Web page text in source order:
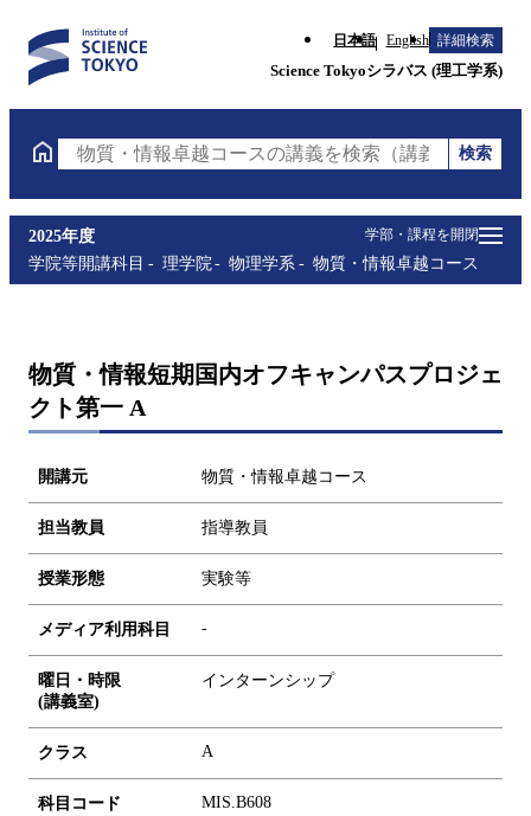
日本語 English 詳細検索
Science Tokyoシラバス (理工学系)
物質・情報卓越コースの講義を検索（講義名・科目
検索
学部・課程を開閉
2025年度
学院等開講科目
理学院 物理学系 物質・情報卓越コース
物質・情報短期国内オフキャンパスプロジェ
クト第一 A
開講元 物質・情報卓越コース
担当教員 指導教員
授業形態 実験等
メディア利用科目 -
曜日・時限
(講義室)
インターンシップ
クラス A
科目コード MIS.B608